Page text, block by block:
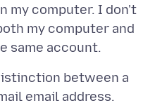
my computer. I don't
my computer and
between a